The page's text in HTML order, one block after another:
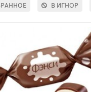
В ИГНОР